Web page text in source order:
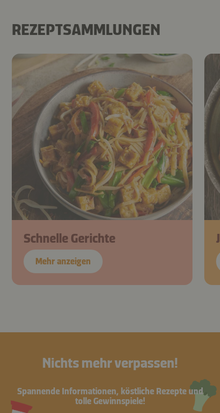
REZEPTSAMMLUNGEN
Schnelle Gerichte
Mehr anzeigen
Nichts mehr verpassen!
Spannende Informationen, köstliche Rezepte und
tolle Gewinnspiele!